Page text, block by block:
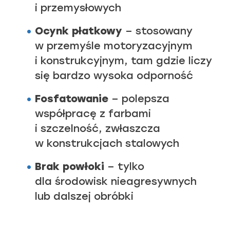
i przemysłowych
Ocynk płatkowy – stosowany
w przemyśle motoryzacyjnym
i konstrukcyjnym, tam gdzie liczy
się bardzo wysoka odporność
Fosfatowanie – polepsza
współpracę z farbami
i szczelność, zwłaszcza
w konstrukcjach stalowych
Brak powłoki – tylko
dla środowisk nieagresywnych
lub dalszej obróbki